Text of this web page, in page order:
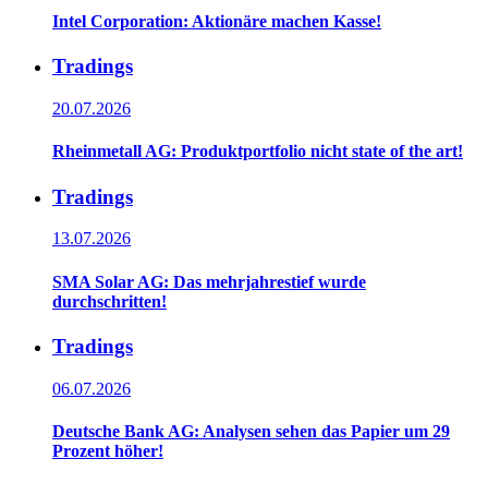
Intel Corporation: Aktionäre machen Kasse!
Tradings
20.07.2026
Rheinmetall AG: Produktportfolio nicht state of the art!
Tradings
13.07.2026
SMA Solar AG: Das mehrjahrestief wurde
durchschritten!
Tradings
06.07.2026
Deutsche Bank AG: Analysen sehen das Papier um 29
Prozent höher!